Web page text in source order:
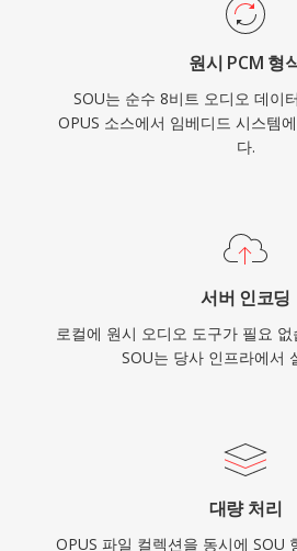
원시 PCM 형
SOU는 순수 8비트 오디오 데이
OPUS 소스에서 임베디드 시스템
다.
서버 인코딩
로컬에 원시 오디오 도구가 필요
SOU는 당사 인프라에서
대량 처리
OPUS 파일 컬렉션을 동시에 SOU